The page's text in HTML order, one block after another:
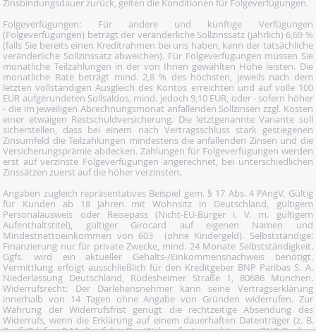
Zinsbindungsdauer zurück, gelten die Konditionen für Folgeverfügungen.
Folgeverfügungen: Für andere und künftige Verfügungen
(Folgeverfügungen) beträgt der veränderliche Sollzinssatz (jährlich) 6,69 %
(falls Sie bereits einen Kreditrahmen bei uns haben, kann der tatsächliche
veränderliche Sollzinssatz abweichen). Für Folgeverfügungen müssen Sie
monatliche Teilzahlungen in der von Ihnen gewählten Höhe leisten. Die
monatliche Rate beträgt mind. 2,8 % des höchsten, jeweils nach dem
letzten vollständigen Ausgleich des Kontos erreichten und auf volle 100
EUR aufgerundeten Sollsaldos, mind. jedoch 9,10 EUR, oder - sofern höher
- die im jeweiligen Abrechnungsmonat anfallenden Sollzinsen zzgl. Kosten
einer etwaigen Restschuldversicherung. Die letztgenannte Variante soll
sicherstellen, dass bei einem nach Vertragsschluss stark gestiegenen
Zinsumfeld die Teilzahlungen mindestens die anfallenden Zinsen und die
Versicherungsprämie abdecken. Zahlungen für Folgeverfügungen werden
erst auf verzinste Folgeverfügungen angerechnet, bei unterschiedlichen
Zinssätzen zuerst auf die höher verzinsten.
Angaben zugleich repräsentatives Beispiel gem. § 17 Abs. 4 PAngV. Gültig
für Kunden ab 18 Jahren mit Wohnsitz in Deutschland, gültigem
Personalausweis oder Reisepass (Nicht-EU-Bürger i. V. m. gültigem
Aufenthaltstitel), gültiger Girocard auf eigenen Namen und
Mindestnettoeinkommen von 603  (ohne Kindergeld). Selbstständige:
Finanzierung nur für private Zwecke, mind. 24 Monate Selbstständigkeit.
Ggfs. wird ein aktueller Gehalts-/Einkommensnachweis benötigt.
Vermittlung erfolgt ausschließlich für den Kreditgeber BNP Paribas S. A.
Niederlassung Deutschland, Rüdesheimer Straße 1, 80686 München.
Widerrufsrecht: Der Darlehensnehmer kann seine Vertragserklärung
innerhalb von 14 Tagen ohne Angabe von Gründen widerrufen. Zur
Wahrung der Widerrufsfrist genügt die rechtzeitige Absendung des
Widerrufs, wenn die Erklärung auf einem dauerhaften Datenträger (z. B.